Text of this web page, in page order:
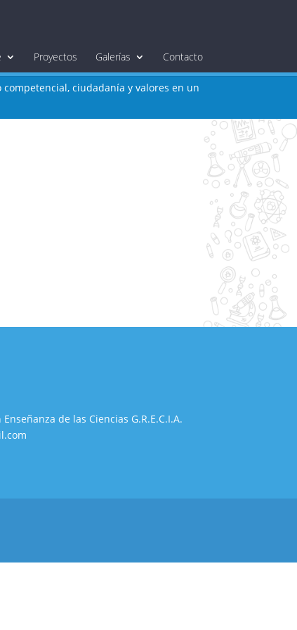
Proyectos Galerías Contacto
ciudadanía y valores en un
de las Ciencias G.R.E.C.I.A.